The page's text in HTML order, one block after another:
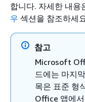
합니다. 자세한 내용
우 섹션을 참조하세
참고
Microsoft
드에는 마지
목은 표준 형
Office 앱에